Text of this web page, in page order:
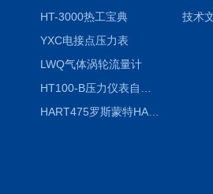
HT-3000热工宝典
YXC电接点压力表
LWQ气体涡轮流量计
HART475罗斯蒙特HART475手操器
技术